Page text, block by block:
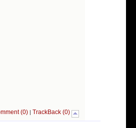
(0)| TrackBack (0)